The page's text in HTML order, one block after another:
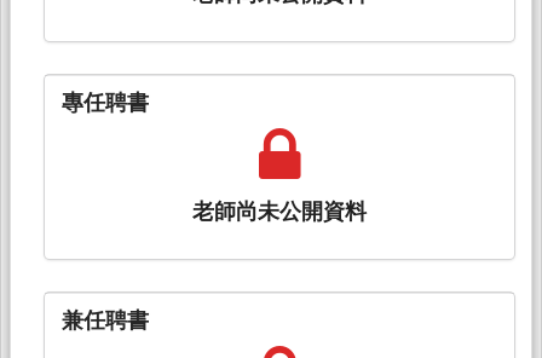
專任聘書
老師尚未公開資料
兼任聘書